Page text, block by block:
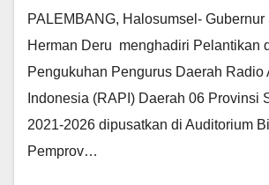
PALEMBANG, Halosumsel- Gubernur
Herman Deru menghadiri Pelantikan
Pengukuhan Pengurus Daerah Radio
Indonesia (RAPI) Daerah 06 Provinsi
2021-2026 dipusatkan di Auditorium
Pemprov…